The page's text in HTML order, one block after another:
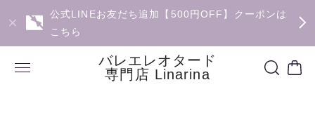
公式LINEお友だち追加【500円OFF】クーポンは
こちら
バレエレオタード
専門店 Linarina